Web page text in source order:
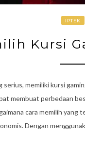
IPTEK
Kursi
memiliki kursi
membuat perbedaan
cara memilih yang
Dengan